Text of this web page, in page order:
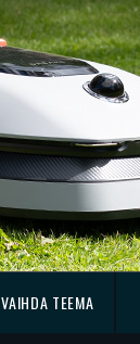
VAIHDA TEEMA